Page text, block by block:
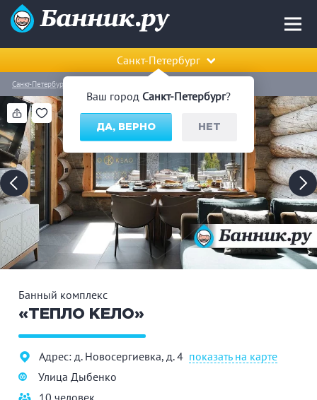
Ваш город Санкт-Петербург?
ДА, ВЕРНО НЕТ
Санкт-Петербург
Санкт-Петербург
Банный комплекс
«ТЕПЛО КЕЛО»
Адрес: д. Новосергиевка, д. 4 показать на карте
Улица Дыбенко
10 человек